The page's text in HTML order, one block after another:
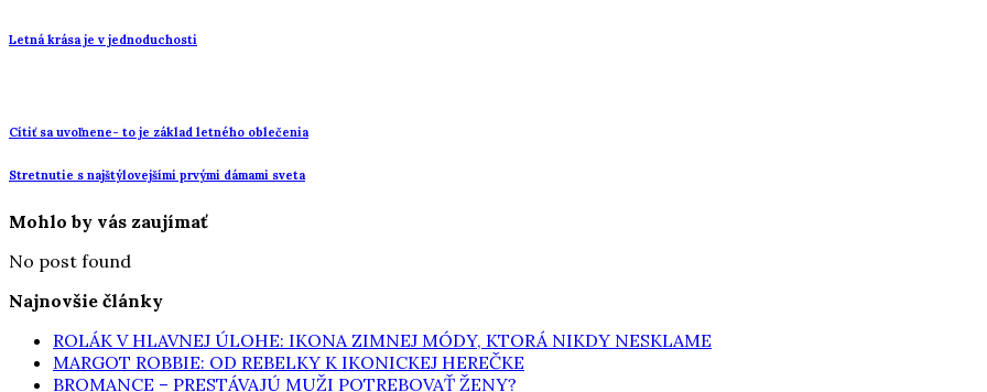
Letná krása je v jednoduchosti
Cítiť sa uvoľnene- to je základ letného oblečenia
Stretnutie s najštýlovejšími prvými dámami sveta
Mohlo by vás zaujímať
No post found
Najnovšie články
ROLÁK V HLAVNEJ ÚLOHE: IKONA ZIMNEJ MÓDY, KTORÁ NIKDY NESKLAME
MARGOT ROBBIE: OD REBELKY K IKONICKEJ HEREČKE
BROMANCE – PRESTÁVAJÚ MUŽI POTREBOVAŤ ŽENY?